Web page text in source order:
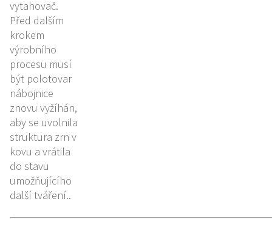
vytahovač.
Před dalším
krokem
výrobního
procesu musí
být polotovar
nábojnice
znovu vyžíhán,
aby se uvolnila
struktura zrn v
kovu a vrátila
do stavu
umožňujícího
další tváření..